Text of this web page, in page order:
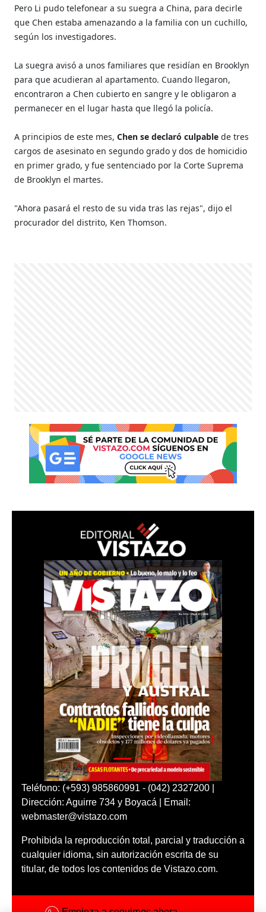
Pero Li pudo telefonear a su suegra a China, para decirle
que Chen estaba amenazando a la familia con un cuchillo,
según los investigadores.
La suegra avisó a unos familiares que residían en Brooklyn
para que acudieran al apartamento. Cuando llegaron,
encontraron a Chen cubierto en sangre y le obligaron a
permanecer en el lugar hasta que llegó la policía.
A principios de este mes,Chen se declaró culpablede tres
cargos de asesinato en segundo grado y dos de homicidio
en primer grado, y fue sentenciado por la Corte Suprema
de Brooklyn el martes.
"Ahora pasará el resto de su vida tras las rejas", dijo el
procurador del distrito, Ken Thomson.
Teléfono: (+593) 985860991 - (042) 2327200 |
Dirección: Aguirre 734 y Boyacá | Email:
webmaster@vistazo.com
Prohibida la reproducción total, parcial y traducción a
cualquier idioma, sin autorización escrita de su
titular, de todos los contenidos de Vistazo.com.